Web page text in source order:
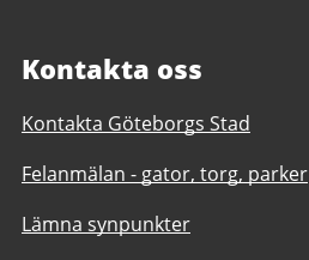
Kontakta oss
Kontakta Göteborgs Stad
Felanmälan - gator, torg, parker
Lämna synpunkter